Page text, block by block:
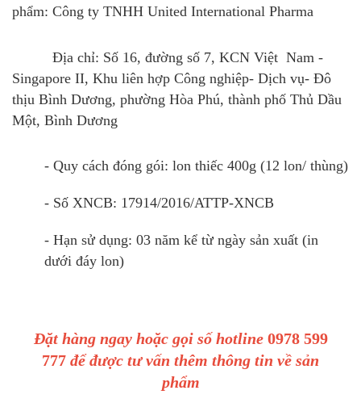
phẩm: Công ty TNHH United International Pharma
Địa chỉ: Số 16, đường số 7, KCN Việt Nam -
Singapore II, Khu liên hợp Công nghiệp- Dịch vụ- Đô
thịu Bình Dương, phường Hòa Phú, thành phố Thủ Dầu
Một, Bình Dương
- Quy cách đóng gói: lon thiếc 400g (12 lon/ thùng)
- Số XNCB: 17914/2016/ATTP-XNCB
- Hạn sử dụng: 03 năm kể từ ngày sản xuất (in
dưới đáy lon)
Đặt hàng ngay hoặc gọi số hotline 0978 599
777 để được tư vấn thêm thông tin về sản
phẩm